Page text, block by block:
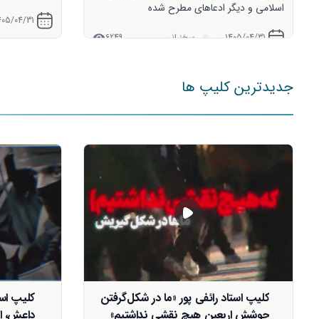
04/29
جدیدترین کلیپ ها
کلیپ استاد رائفی پور «در دل حضور
داعش، اربعین جوشید»
این